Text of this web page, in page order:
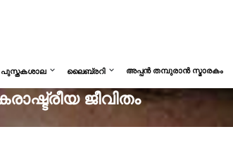
പുസ്തകശാല ലൈബ്രറി അപ്പൻ തമ്പുരാൻ സ്മാരകം
ജീവിതം